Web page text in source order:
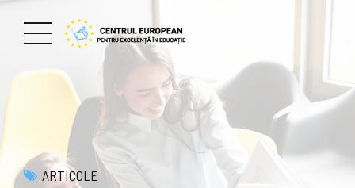
ARTICOLE